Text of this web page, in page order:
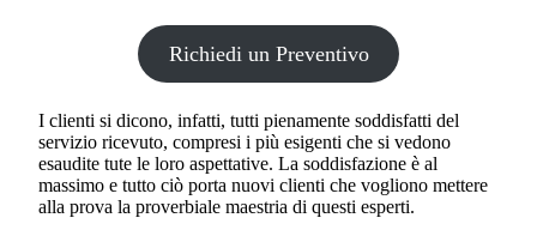
Richiedi un Preventivo
I clienti si dicono, infatti, tutti pienamente soddisfatti del
servizio ricevuto, compresi i più esigenti che si vedono
esaudite tute le loro aspettative. La soddisfazione è al
massimo e tutto ciò porta nuovi clienti che vogliono mettere
alla prova la proverbiale maestria di questi esperti.